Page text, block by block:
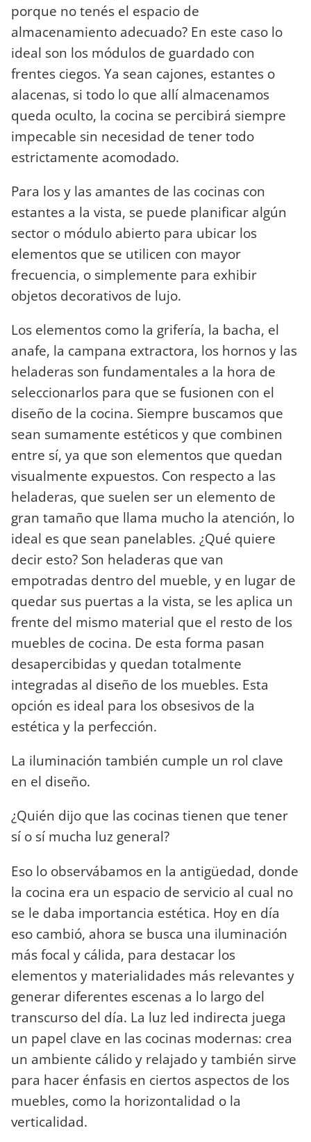
porque no tenés el espacio de
almacenamiento adecuado? En este caso lo
ideal son los módulos de guardado con
frentes ciegos. Ya sean cajones, estantes o
alacenas, si todo lo que allí almacenamos
queda oculto, la cocina se percibirá siempre
impecable sin necesidad de tener todo
estrictamente acomodado.
Para los y las amantes de las cocinas con
estantes a la vista, se puede planificar algún
sector o módulo abierto para ubicar los
elementos que se utilicen con mayor
frecuencia, o simplemente para exhibir
objetos decorativos de lujo.
Los elementos como la grifería, la bacha, el
anafe, la campana extractora, los hornos y las
heladeras son fundamentales a la hora de
seleccionarlos para que se fusionen con el
diseño de la cocina. Siempre buscamos que
sean sumamente estéticos y que combinen
entre sí, ya que son elementos que quedan
visualmente expuestos. Con respecto a las
heladeras, que suelen ser un elemento de
gran tamaño que llama mucho la atención, lo
ideal es que sean panelables. ¿Qué quiere
decir esto? Son heladeras que van
empotradas dentro del mueble, y en lugar de
quedar sus puertas a la vista, se les aplica un
frente del mismo material que el resto de los
muebles de cocina. De esta forma pasan
desapercibidas y quedan totalmente
integradas al diseño de los muebles. Esta
opción es ideal para los obsesivos de la
estética y la perfección.
La iluminación también cumple un rol clave
en el diseño.
¿Quién dijo que las cocinas tienen que tener
sí o sí mucha luz general?
Eso lo observábamos en la antigüedad, donde
la cocina era un espacio de servicio al cual no
se le daba importancia estética. Hoy en día
eso cambió, ahora se busca una iluminación
más focal y cálida, para destacar los
elementos y materialidades más relevantes y
generar diferentes escenas a lo largo del
transcurso del día. La luz led indirecta juega
un papel clave en las cocinas modernas: crea
un ambiente cálido y relajado y también sirve
para hacer énfasis en ciertos aspectos de los
muebles, como la horizontalidad o la
verticalidad.